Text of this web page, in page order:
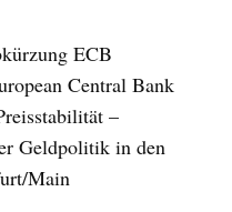
ECB
Central Bank
–
Geldpolitik in den
Main